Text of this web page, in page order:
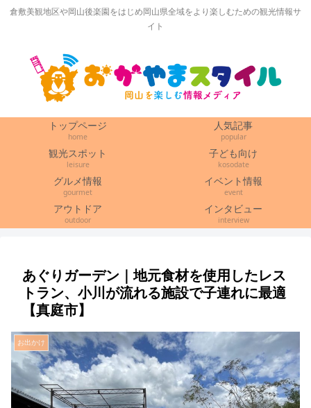
倉敷美観地区や岡山後楽園をはじめ岡山県全域をより楽しむための観光情報サ
イト
トップページ
home
人気記事
popular
観光スポット
leisure
子ども向け
kosodate
グルメ情報
gourmet
イベント情報
event
アウトドア
outdoor
インタビュー
interview
あぐりガーデン｜地元食材を使用したレス
トラン、小川が流れる施設で子連れに最適
【真庭市】
お出かけ